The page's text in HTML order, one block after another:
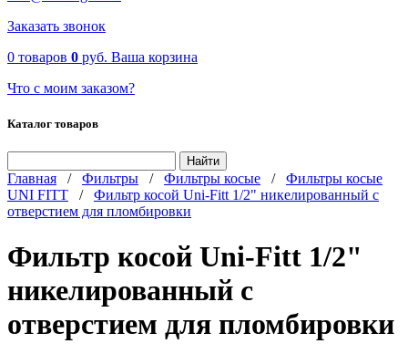
Заказать звонок
0 товаров 0 руб. Ваша корзина
Что с моим заказом?
Каталог товаров
Главная / Фильтры / Фильтры косые / Фильтры косые
UNI FITT / Фильтр косой Uni-Fitt 1/2" никелированный с
отверстием для пломбировки
Фильтр косой Uni-Fitt 1/2"
никелированный с
отверстием для пломбировки